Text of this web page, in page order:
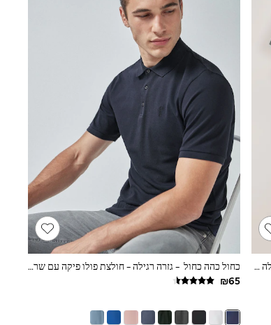
צבע כחול/צהוב/צבע ירוק מרווה/ורוד/בז' - גזרה רגילה - מארז של 5 חולצות פולו ג'רזי בטכנולוגיית Motionflex עם שרוולים קצרים
כחול כהה כחול - גזרה רגילה - חולצת פולו פיקה עם שרוול קצר